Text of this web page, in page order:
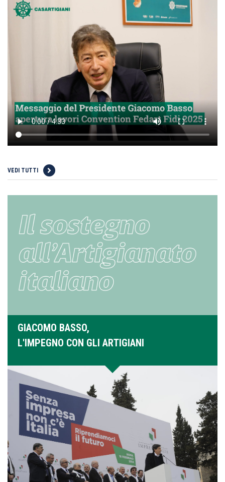
VEDI TUTTI
GIACOMO BASSO,
L'IMPEGNO CON GLI ARTIGIANI